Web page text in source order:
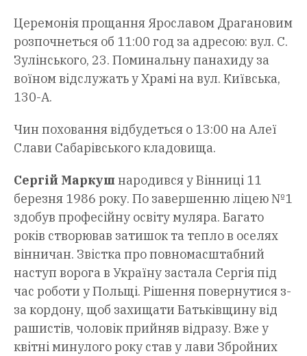
Церемонія прощання Ярославом Драгановим
розпочнеться об 11:00 год за адресою: вул. С.
Зулінського, 23. Поминальну панахиду за
воїном відслужать у Храмі на вул. Київська,
130-А.
Чин поховання відбудеться о 13:00 на Алеї
Слави Сабарівського кладовища.
Сергій Маркуш народився у Вінниці 11
березня 1986 року. По завершенню ліцею №1
здобув професійну освіту муляра. Багато
років створював затишок та тепло в оселях
вінничан. Звістка про повномасштабний
наступ ворога в Україну застала Сергія під
час роботи у Польщі. Рішення повернутися з-
за кордону, щоб захищати Батьківщину від
рашистів, чоловік прийняв відразу. Вже у
квітні минулого року став у лави Збройних